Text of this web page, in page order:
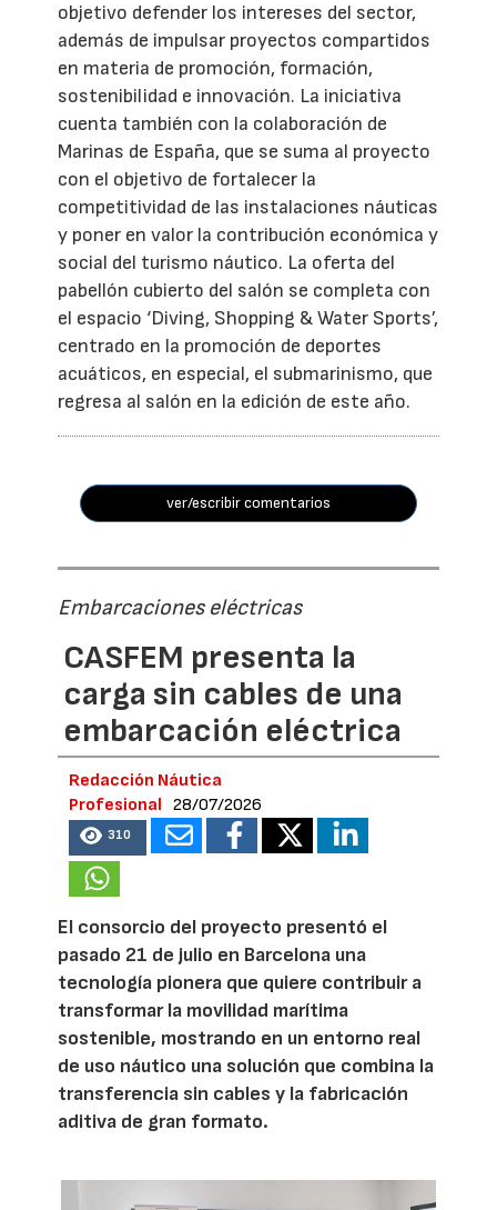
objetivo defender los intereses del sector,
además de impulsar proyectos compartidos
en materia de promoción, formación,
sostenibilidad e innovación. La iniciativa
cuenta también con la colaboración de
Marinas de España, que se suma al proyecto
con el objetivo de fortalecer la
competitividad de las instalaciones náuticas
y poner en valor la contribución económica y
social del turismo náutico. La oferta del
pabellón cubierto del salón se completa con
el espacio ‘Diving, Shopping & Water Sports’,
centrado en la promoción de deportes
acuáticos, en especial, el submarinismo, que
regresa al salón en la edición de este año.
ver/escribir comentarios
Embarcaciones eléctricas
CASFEM presenta la
carga sin cables de una
embarcación eléctrica
Redacción Náutica
Profesional
28/07/2026
310
El consorcio del proyecto presentó el
pasado 21 de julio en Barcelona una
tecnología pionera que quiere contribuir a
transformar la movilidad marítima
sostenible, mostrando en un entorno real
de uso náutico una solución que combina la
transferencia sin cables y la fabricación
aditiva de gran formato.